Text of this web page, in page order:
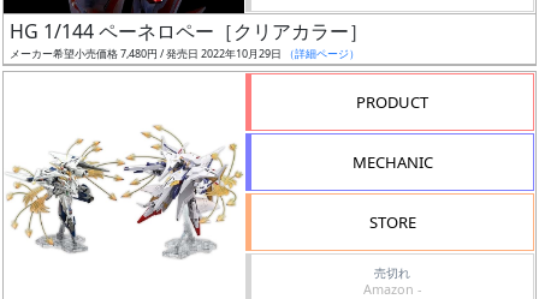
フ
リ
ド
検
索
HG 1/144 ペーネロペー［クリアカラー］
メーカー希望小売価格 7,480円 / 発売日 2022年10月29日 （詳細ページ）
PRODUCT
MECHANIC
STORE
売切れ
Amazon -